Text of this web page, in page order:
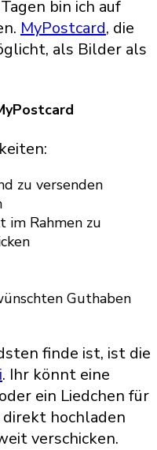
bin ich auf
MyPostcard, die
als Bilder als
zu versenden
im Rahmen zu
Guthaben
finde ist, ist die
. Ihr könnt eine
ein Liedchen für
hochladen
verschicken.